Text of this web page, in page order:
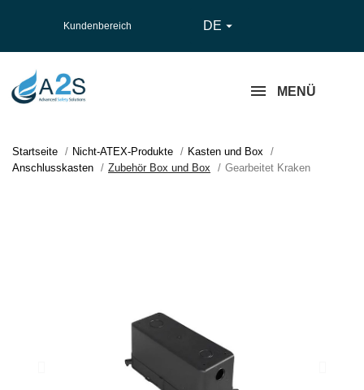
Kundenbereich DE 
MENÜ
Startseite Nicht-ATEX-Produkte
Kasten und Box
Anschlusskasten
Zubehör Box und Box Gearbeitet Kraken